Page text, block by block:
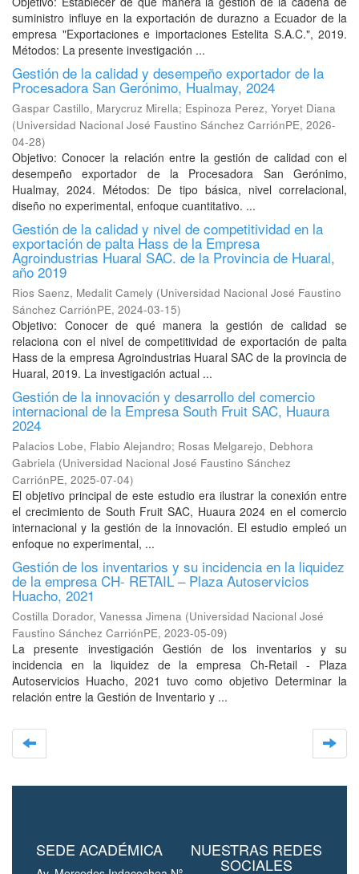
suministro influye en la exportación de durazno a Ecuador de la
empresa "Exportaciones e importaciones Estelita S.A.C.", 2019.
Métodos: La presente investigación ...
Gestión de la calidad y desempeño exportador de la
Procesadora San Gerónimo, Hualmay, 2024
Gaspar Castillo, Marycruz Mirella; Espinoza Perez, Yoryet Diana
(Universidad Nacional José Faustino Sánchez CarriónPE, 2026-
04-28)
Objetivo: Conocer la relación entre la gestión de calidad con el
desempeño exportador de la Procesadora San Gerónimo,
Hualmay, 2024. Métodos: De tipo básica, nivel correlacional,
diseño no experimental, enfoque cuantitativo. ...
Gestión de la calidad y nivel de competitividad en la
exportación de palta Hass de la Empresa
Agroindustrias Huaral SAC. de la Provincia de Huaral,
año 2019
Rios Saenz, Medalit Camely (Universidad Nacional José Faustino
Sánchez CarriónPE, 2024-03-15)
Objetivo: Conocer de qué manera la gestión de calidad se
relaciona con el nivel de competitividad de exportación de palta
Hass de la empresa Agroindustrias Huaral SAC de la provincia de
Huaral, 2019. La investigación actual ...
Gestión de la innovación y desarrollo del comercio
internacional de la Empresa South Fruit SAC, Huaura
2024
Palacios Lobe, Flabio Alejandro; Rosas Melgarejo, Debhora
Gabriela (Universidad Nacional José Faustino Sánchez
CarriónPE, 2025-07-04)
El objetivo principal de este estudio era ilustrar la conexión entre
el crecimiento de South Fruit SAC, Huaura 2024 en el comercio
internacional y la gestión de la innovación. El estudio empleó un
enfoque no experimental, ...
Gestión de los inventarios y su incidencia en la liquidez
de la empresa CH- RETAIL – Plaza Autoservicios
Huacho, 2021
Costilla Dorador, Vanessa Jimena (Universidad Nacional José
Faustino Sánchez CarriónPE, 2023-05-09)
La presente investigación Gestión de los inventarios y su
incidencia en la liquidez de la empresa Ch-Retail - Plaza
Autoservicios Huacho, 2021 tuvo como objetivo Determinar la
relación entre la Gestión de Inventario y ...
SEDE ACADÉMICA NUESTRAS REDES
SOCIALES